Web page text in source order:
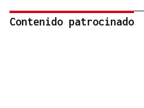
Contenido patrocinado